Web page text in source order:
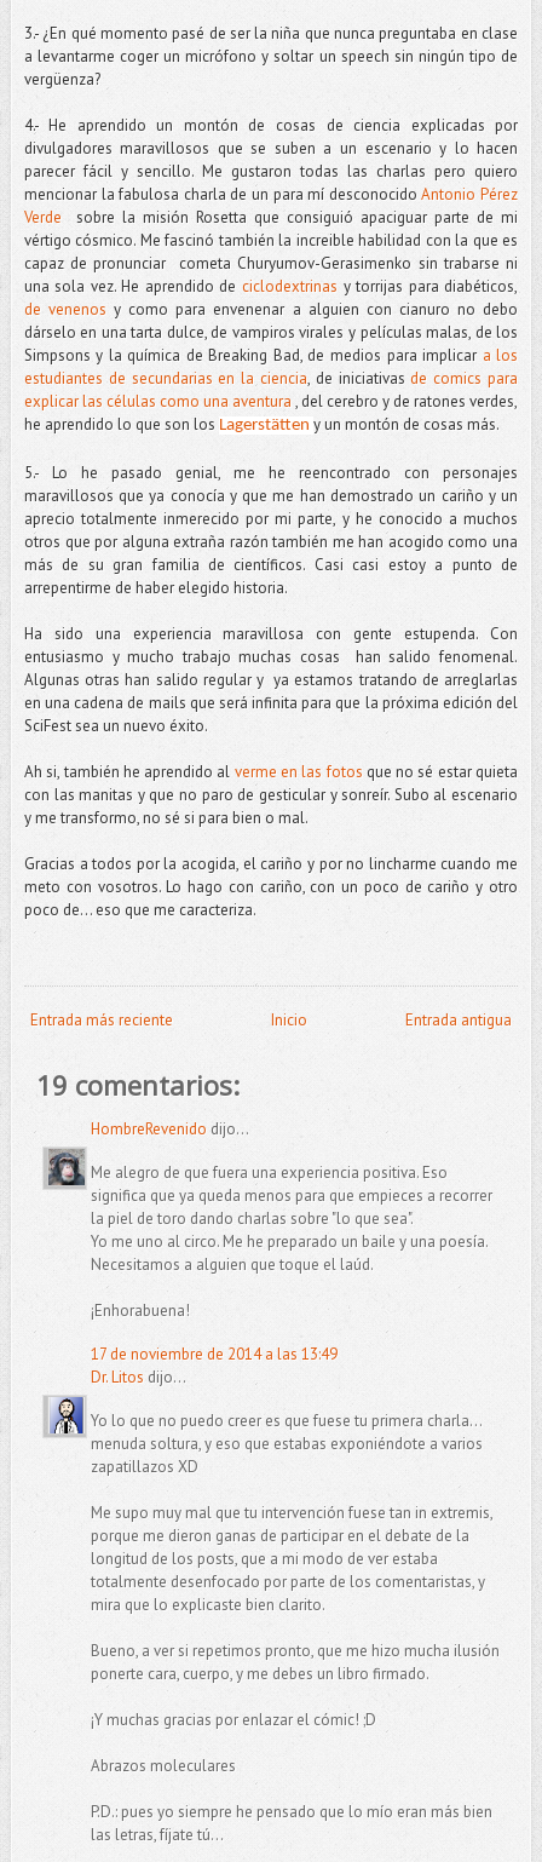
3.- ¿En qué momento pasé de ser la niña que nunca preguntaba en clase
a levantarme coger un micrófono y soltar un speech sin ningún tipo de
vergüenza?
4.- He aprendido un montón de cosas de ciencia explicadas por
divulgadores maravillosos que se suben a un escenario y lo hacen
parecer fácil y sencillo. Me gustaron todas las charlas pero quiero
mencionar la fabulosa charla de un para mí desconocidoAntonio Pérez
Verde sobre la misión Rosetta que consiguió apaciguar parte de mi
vértigo cósmico. Me fascinó también la increible habilidad con la que es
capaz de pronunciar cometa Churyumov-Gerasimenko sin trabarse ni
una sola vez. He aprendido de ciclodextrinas y torrijas para diabéticos,
de venenos y como para envenenar a alguien con cianuro no debo
dárselo en una tarta dulce, de vampiros virales y películas malas, de los
Simpsons y la química de Breaking Bad, de medios para implicar a los
estudiantes de secundarias en la ciencia, de iniciativasde comics para
explicar las células como una aventura , del cerebro y de ratones verdes,
he aprendido lo que son los Lagerstätten y un montón de cosas más.
5.- Lo he pasado genial, me he reencontrado con personajes
maravillosos que ya conocía y que me han demostrado un cariño y un
aprecio totalmente inmerecido por mi parte, y he conocido a muchos
otros que por alguna extraña razón también me han acogido como una
más de su gran familia de científicos. Casi casi estoy a punto de
arrepentirme de haber elegido historia.
Ha sido una experiencia maravillosa con gente estupenda. Con
entusiasmo y mucho trabajo muchas cosas han salido fenomenal.
Algunas otras han salido regular y ya estamos tratando de arreglarlas
en una cadena de mails que será infinita para que la próxima edición del
SciFest sea un nuevo éxito.
Ah si, también he aprendido al verme en las fotos que no sé estar quieta
con las manitas y que no paro de gesticular y sonreír. Subo al escenario
y me transformo, no sé si para bien o mal.
Gracias a todos por la acogida, el cariño y por no lincharme cuando me
meto con vosotros. Lo hago con cariño, con un poco de cariño y otro
poco de... eso que me caracteriza.
Entrada más reciente Entrada antigua
Inicio
19 comentarios:
HombreRevenido dijo...
Me alegro de que fuera una experiencia positiva. Eso
significa que ya queda menos para que empieces a recorrer
la piel de toro dando charlas sobre "lo que sea".
Yo me uno al circo. Me he preparado un baile y una poesía.
Necesitamos a alguien que toque el laúd.
¡Enhorabuena!
17 de noviembre de 2014 a las 13:49
Dr. Litos dijo...
Yo lo que no puedo creer es que fuese tu primera charla...
menuda soltura, y eso que estabas exponiéndote a varios
zapatillazos XD
Me supo muy mal que tu intervención fuese tan in extremis,
porque me dieron ganas de participar en el debate de la
longitud de los posts, que a mi modo de ver estaba
totalmente desenfocado por parte de los comentaristas, y
mira que lo explicaste bien clarito.
Bueno, a ver si repetimos pronto, que me hizo mucha ilusión
ponerte cara, cuerpo, y me debes un libro firmado.
¡Y muchas gracias por enlazar el cómic! ;D
Abrazos moleculares
P.D.: pues yo siempre he pensado que lo mío eran más bien
las letras, fíjate tú...